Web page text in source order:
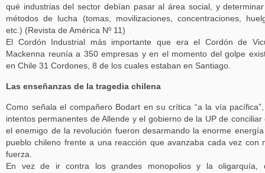
qué industrias del sector debían pasar al área social, y
métodos de lucha (tomas, movilizaciones, concentraciones,
etc.) (Revista de América Nº 11)
El Cordón Industrial más importante que era el Cordón de
Mackenna reunía a 350 empresas y en el momento del golpe
en Chile 31 Cordones, 8 de los cuales estaban en Santiago.
Las enseñanzas de la tragedia chilena
Como señala el compañero Bodart en su crítica “a la vía
intentos permanentes de Allende y el gobierno de la UP de conciliar
el enemigo de la revolución fueron desarmando la enorme
pueblo chileno frente a una reacción que avanzaba cada vez con
fuerza.
En vez de ir contra los grandes monopolios y la oligarquía,